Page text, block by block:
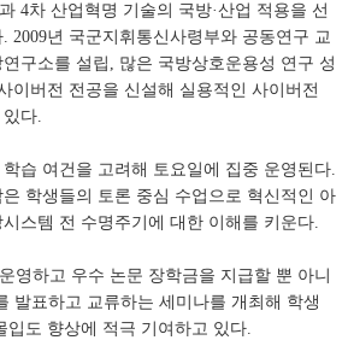
4차 산업혁명 기술의 국방·산업 적용을 선
2009년 국군지휘통신사령부와 공동연구 교
구소를 설립, 많은 국방상호운용성 연구 성
이버전 전공을 신설해 실용적인 사이버전
다.
습 여건을 고려해 토요일에 집중 운영된다.
학생들의 토론 중심 수업으로 혁신적인 아
스템 전 수명주기에 대한 이해를 키운다.
영하고 우수 논문 장학금을 지급할 뿐 아니
발표하고 교류하는 세미나를 개최해 학생
입도 향상에 적극 기여하고 있다.